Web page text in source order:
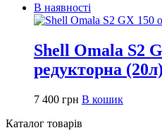
В наявності
Shell Omala S2
редукторна (20л)
7 400 грн В кошик
Каталог товарів